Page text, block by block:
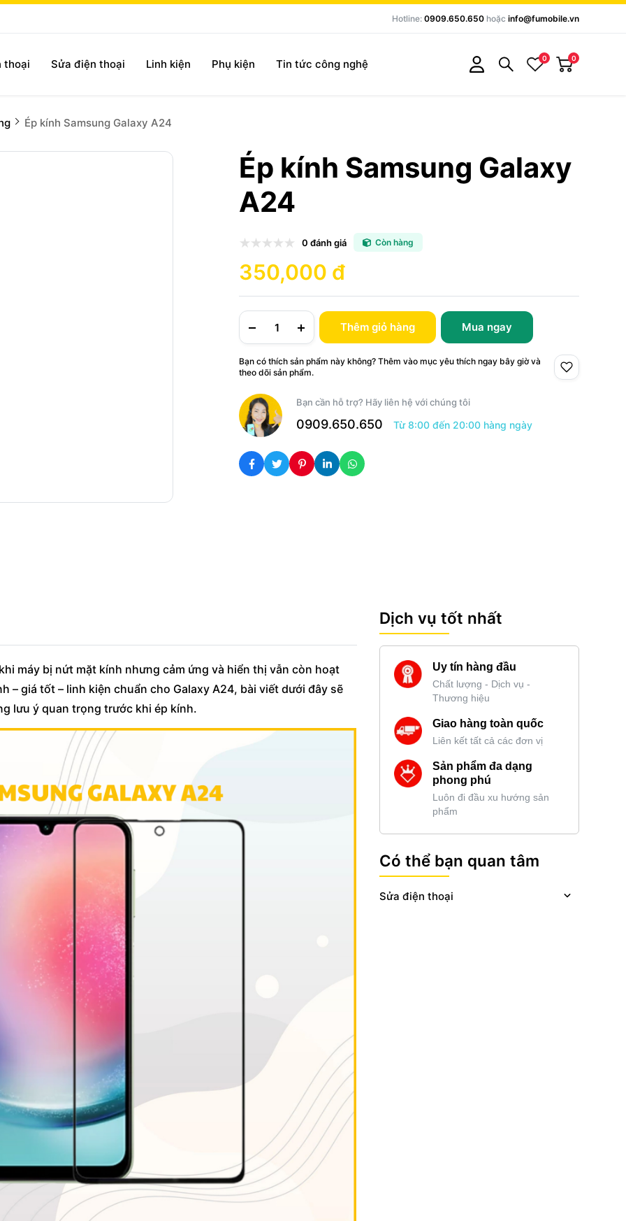
Hotline: 0909.650.650 hoặc info@fumobile.vn
thoại Sửa điện thoại Linh kiện Phụ kiện Tin tức công nghệ 0 0
Ép kính Samsung Galaxy A24
Ép kính Samsung Galaxy
A24
0 đánh giá Còn hàng
350,000 đ
Thêm giỏ hàng Mua ngay
Bạn có thích sản phẩm này không? Thêm vào mục yêu thích ngay bây giờ và
theo dõi sản phẩm.
Bạn cần hỗ trợ? Hãy liên hệ với chúng tôi
0909.650.650 Từ 8:00 đến 20:00 hàng ngày
máy bị nứt mặt kính nhưng cảm ứng và hiển thị vẫn còn hoạt
– giá tốt – linh kiện chuẩn cho Galaxy A24, bài viết dưới đây sẽ
lưu ý quan trọng trước khi ép kính.
Dịch vụ tốt nhất
Uy tín hàng đầu
Chất lượng - Dịch vụ -
Thương hiệu
Giao hàng toàn quốc
Liên kết tất cả các đơn vị
Sản phẩm đa dạng
phong phú
Luôn đi đầu xu hướng sản
phẩm
Có thể bạn quan tâm
Sửa điện thoại